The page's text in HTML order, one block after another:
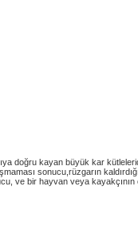
doğru kayan büyük kar
sonucu,rüzgarın
ve bir hayvan veya